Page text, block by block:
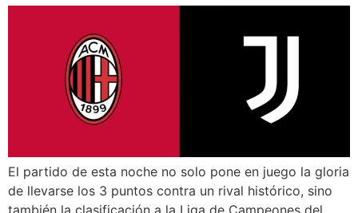
El partido de esta noche no solo pone en juego la gloria
de llevarse los 3 puntos contra un rival histórico, sino